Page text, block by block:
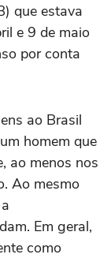
que estava
e 9 de maio
por conta
ao Brasil
homem que
ao menos nos
Ao mesmo
Em geral,
como